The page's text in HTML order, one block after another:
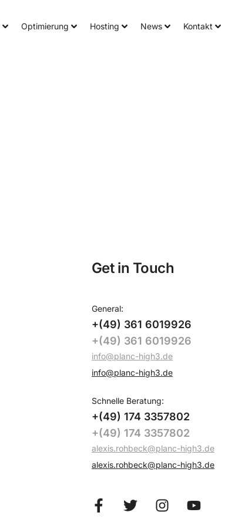
Optimierung Hosting News Kontakt
Get in Touch
General:
+(49) 361 6019926
+(49) 361 6019926
info@planc-high3.de
info@planc-high3.de
Schnelle Beratung:
+(49) 174 3357802
+(49) 174 3357802
alexis.rohbeck@planc-high3.de
alexis.rohbeck@planc-high3.de